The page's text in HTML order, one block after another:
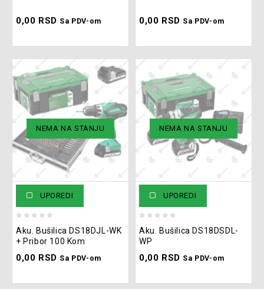
5
0,00 RSD Sa PDV-om
5
0,00 RSD Sa PDV-om
NEMA NA STANJU
UPOREDI
out
of
5
Aku. Bušilica DS18DJL-WK
+ Pribor 100 Kom
0,00 RSD Sa PDV-om
NEMA NA STANJU
UPOREDI
out
of
5
Aku. Bušilica DS18DSDL-
WP
0,00 RSD Sa PDV-om